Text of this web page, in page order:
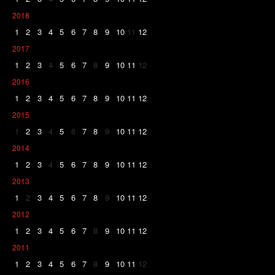
2018
1 2 3 4 5 6 7 8 9 10 11 12
2017
1 2 3 4 5 6 7 8 9 10 11 12
2016
1 2 3 4 5 6 7 8 9 10 11 12
2015
1 2 3 4 5 6 7 8 9 10 11 12
2014
1 2 3 4 5 6 7 8 9 10 11 12
2013
1 2 3 4 5 6 7 8 9 10 11 12
2012
1 2 3 4 5 6 7 8 9 10 11 12
2011
1 2 3 4 5 6 7 8 9 10 11 12